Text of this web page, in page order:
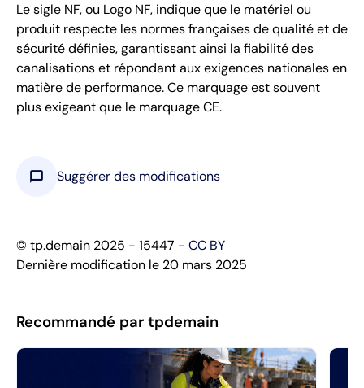
Le sigle NF, ou Logo NF, indique que le matériel ou
produit respecte les normes françaises de qualité et de
sécurité définies, garantissant ainsi la fiabilité des
canalisations et répondant aux exigences nationales en
matière de performance. Ce marquage est souvent
plus exigeant que le marquage CE.
chat_bubble Suggérer des modifications
© tp.demain 2025 - 15447 - CC BY
Dernière modification le 20 mars 2025
Recommandé par tpdemain